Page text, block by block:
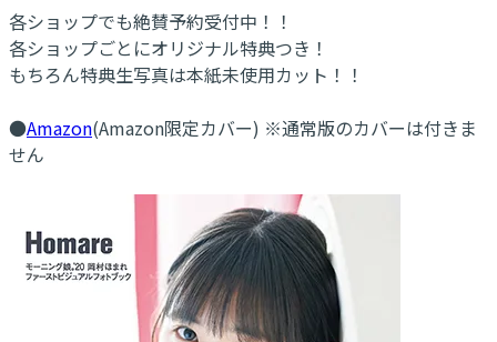
各ショップでも絶賛予約受付中！！
各ショップごとにオリジナル特典つき！
もちろん特典生写真は本紙未使用カット！！
●Amazon(Amazon限定カバー) ※通常版のカバーは付きま
せん